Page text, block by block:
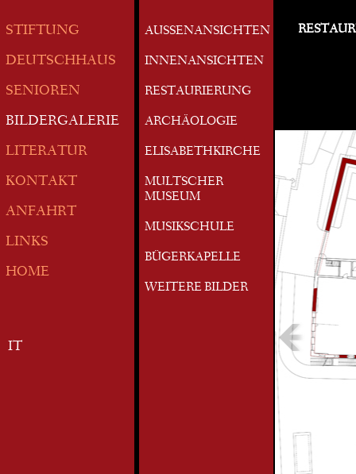
STIFTUNG
DEUTSCHHAUS
SENIOREN
BILDERGALERIE
LITERATUR
KONTAKT
ANFAHRT
LINKS
HOME
IT
AUSSENANSICHTEN
INNENANSICHTEN
RESTAURIERUNG
ARCHÄOLOGIE
ELISABETHKIRCHE
MULTSCHER
MUSEUM
MUSIKSCHULE
BÜGERKAPELLE
WEITERE BILDER